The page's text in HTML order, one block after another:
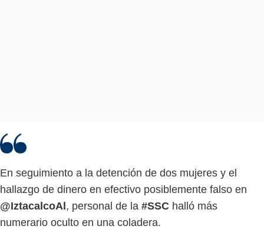
En seguimiento a la detención de dos mujeres y el
hallazgo de dinero en efectivo posiblemente falso en
@IztacalcoAl, personal de la #SSC halló más
numerario oculto en una coladera.